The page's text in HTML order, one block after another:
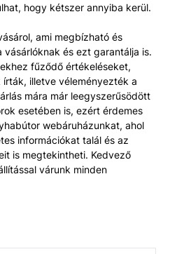
hogy kétszer annyiba kerül.
ami megbízható és
vásárlóknak és ezt garantálja is.
fűződő értékeléseket,
illetve véleményezték a
mára már leegyszerűsödött
esetében is, ezért érdemes
webáruházunkat, ahol
információkat talál és az
is megtekintheti. Kedvező
várunk minden